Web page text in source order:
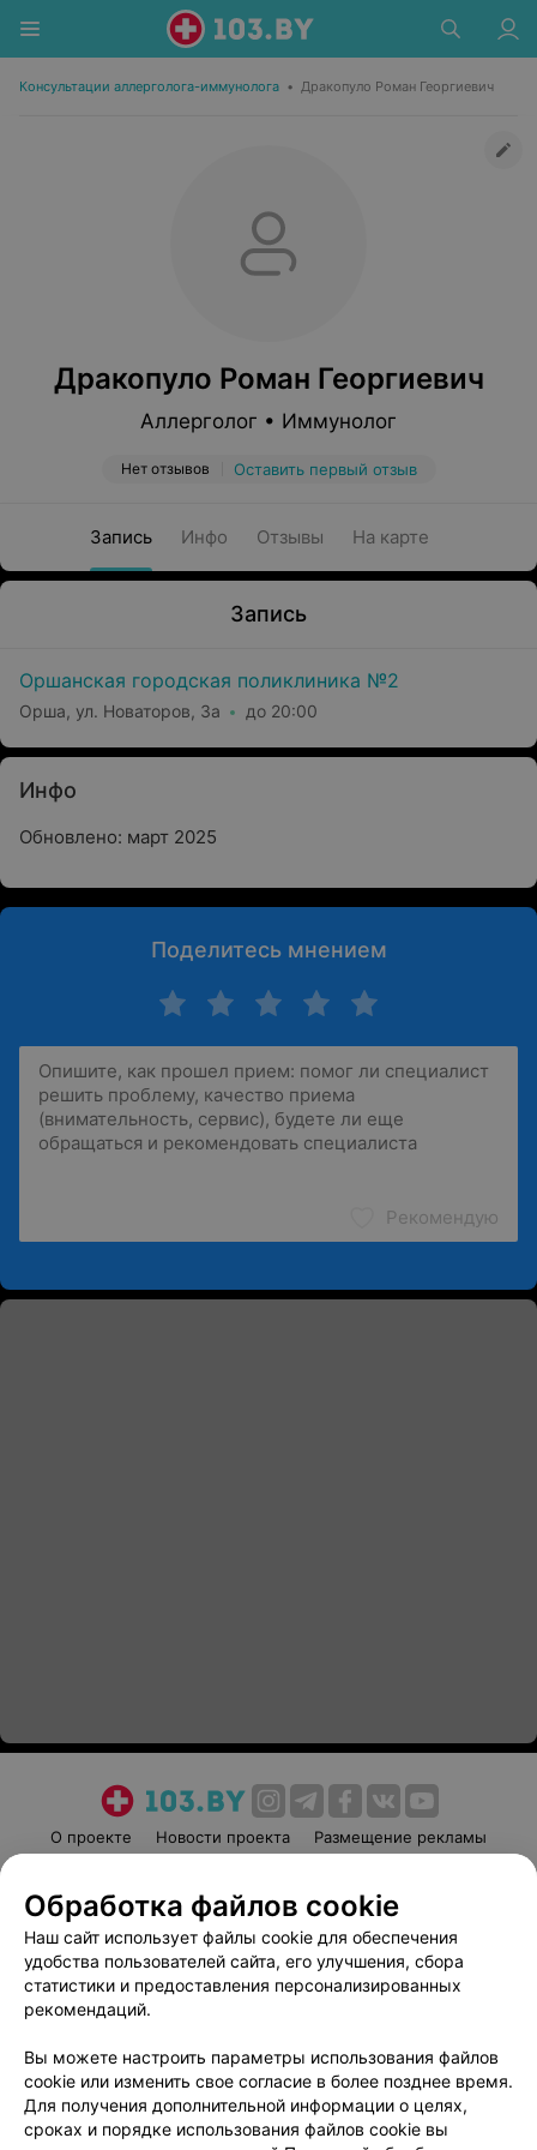
Консультации аллерголога-иммунолога • Дракопуло Роман Георгиевич
Дракопуло Роман Георгиевич
Аллерголог • Иммунолог
Нет отзывов Оставить первый отзыв
Запись Инфо Отзывы На карте
Запись
Оршанская городская поликлиника №2
Орша, ул. Новаторов, 3а до 20:00
Инфо
Обновлено: март 2025
Поделитесь мнением
Рекомендую
О проекте Новости проекта
Размещение рекламы
Пользовательское соглашение
Способы оплаты
Вакансии
Партнеры
Написать руководителю 103.by
Обработка персональных данных
Обработка файлов cookie
Наш сайт использует файлы cookie для обеспечения
удобства пользователей сайта, его улучшения, сбора
статистики и предоставления персонализированных
рекомендаций.
Вы можете настроить параметры использования файлов
cookie или изменить свое согласие в более позднее время.
Для получения дополнительной информации о целях,
сроках и порядке использования файлов cookie вы